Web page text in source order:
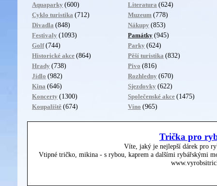
Aquaparky (600)
Cyklo turistika (712)
Divadla (848)
Festivaly (1093)
Golf (744)
Historické akce (864)
Hrady (738)
Jídlo (982)
Kina (646)
Koncerty (1300)
Koupaliště (674)
Literatura (624)
Muzeum (778)
Nákupy (853)
Památky (945)
Parky (624)
Pěší turistika (832)
Pivo (816)
Rozhledny (670)
Sjezdovky (622)
Společenské akce (1475)
Víno (965)
Trička pro
Víte, jaký je nejlepší dárek pro
Vtipné tričko, mikina - s rybou, kaprem a dalšími rybářskými